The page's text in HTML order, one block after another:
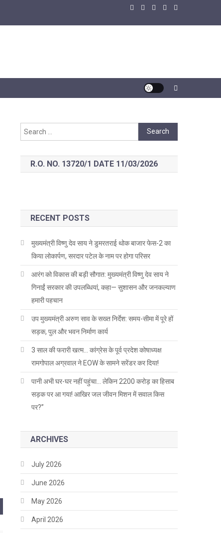
Search
for:
R.O. NO. 13720/1 DATE 11/03/2026
RECENT POSTS
मुख्यमंत्री विष्णु देव साय ने डुमरतराई थोक बाजार फेस-2 का
किया लोकार्पण, सरदार पटेल के नाम पर होगा परिसर
आरंग को विकास की बड़ी सौगात: मुख्यमंत्री विष्णु देव साय ने
गिनाईं सरकार की उपलब्धियां, कहा— सुशासन और जनकल्याण
हमारी पहचान
उप मुख्यमंत्री अरुण साव के सख्त निर्देश: समय-सीमा में पूरे हों
सड़क, पुल और भवन निर्माण कार्य
3 साल की फरारी खत्म… कांग्रेस के पूर्व प्रदेश कोषाध्यक्ष
रामगोपाल अग्रवाल ने EOW के सामने सरेंडर कर दिया!
पानी अभी घर-घर नहीं पहुंचा… लेकिन 2200 करोड़ का हिसाब
सड़क पर आ गया! आखिर जल जीवन मिशन में सवाल किस
पर?”
ARCHIVES
July 2026
June 2026
May 2026
April 2026